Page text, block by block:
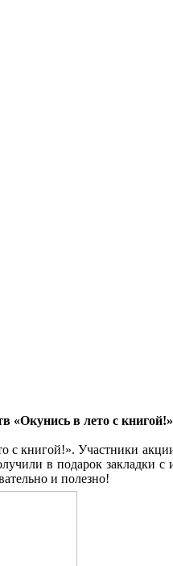
«Окунись в лето с книгой!»
с книгой!». Участники
в подарок закладки
и полезно!